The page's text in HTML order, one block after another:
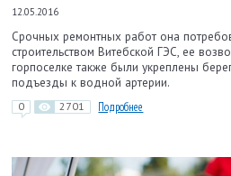
12.05.2016
Срочных ремонтных работ она
строительством Витебской ГЭС, ее
горпоселке также были укреплены
подъезды к водной артерии.
0 2701 Подробнее